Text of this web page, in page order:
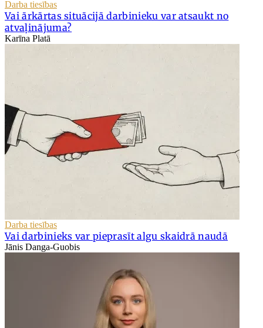
Darba tiesības
Vai ārkārtas situācijā darbinieku var atsaukt no
atvaļinājuma?
Karīna Platā
Darba tiesības
Vai darbinieks var pieprasīt algu skaidrā naudā
Jānis Danga-Guobis